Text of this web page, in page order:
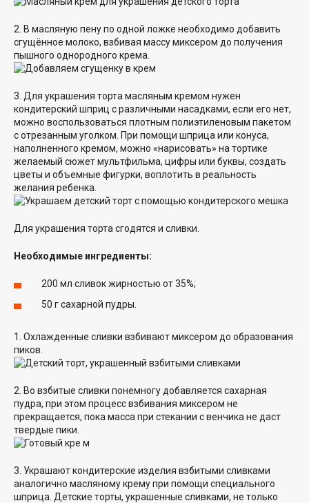
2. В масляную пену по одной ложке необходимо добавить
сгущённое молоко, взбивая массу миксером до получения
пышного однородного крема.
3. Для украшения торта масляным кремом нужен
кондитерский шприц с различными насадками, если его нет,
можно воспользоваться плотным полиэтиленовым пакетом
с отрезанным уголком. При помощи шприца или конуса,
наполненного кремом, можно «нарисовать» на тортике
желаемый сюжет мультфильма, цифры или буквы, создать
цветы и объемные фигурки, воплотить в реальность
желания ребенка.
Для украшения торта сгодятся и сливки.
Необходимые ингредиенты:
200 мл сливок жирностью от 35%;
50 г сахарной пудры.
1. Охлажденные сливки взбивают миксером до образования
пиков.
2. Во взбитые сливки понемногу добавляется сахарная
пудра, при этом процесс взбивания миксером не
прекращается, пока масса при стекании с венчика не даст
твердые пики.
3. Украшают кондитерские изделия взбитыми сливками
аналогично масляному крему при помощи специального
шприца. Детские торты, украшенные сливками, не только